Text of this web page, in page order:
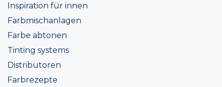
Inspiration für innen
Farbmischanlagen
Farbe abtonen
Tinting systems
Distributoren
Farbrezepte